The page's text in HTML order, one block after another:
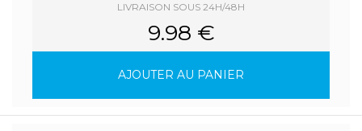
LIVRAISON SOUS 24H/48H
9.98 €
AJOUTER AU PANIER